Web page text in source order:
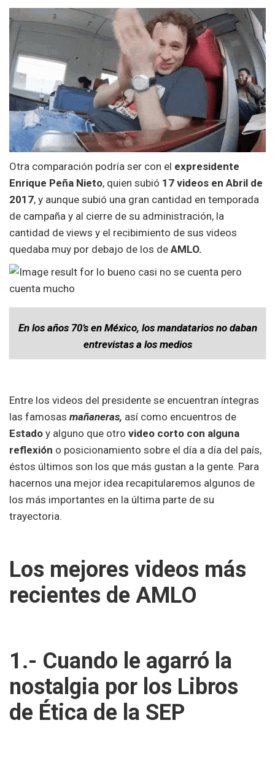
Otra comparación podría ser con el expresidente
Enrique Peña Nieto, quien subió 17 videos en Abril de
2017, y aunque subió una gran cantidad en temporada
de campaña y al cierre de su administración, la
cantidad de views y el recibimiento de sus videos
quedaba muy por debajo de los de AMLO.
En los años 70’s en México, los mandatarios no daban
entrevistas a los medios
Entre los videos del presidente se encuentran íntegras
las famosas mañaneras, así como encuentros de
Estado y alguno que otro video corto con alguna
reflexión o posicionamiento sobre el día a día del país,
éstos últimos son los que más gustan a la gente. Para
hacernos una mejor idea recapitularemos algunos de
los más importantes en la última parte de su
trayectoria.
Los mejores videos más
recientes de AMLO
1.- Cuando le agarró la
nostalgia por los Libros
de Ética de la SEP